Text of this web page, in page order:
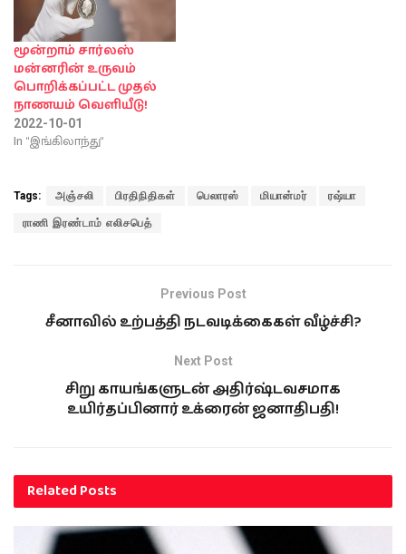
மூன்றாம் சார்லஸ்
மன்னரின் உருவம்
பொறிக்கப்பட்ட முதல்
நாணயம் வெளியீடு!
2022-10-01
In "இங்கிலாந்து"
Tags: அஞ்சலி பிரதிநிதிகள் பெலாரஸ் மியான்மர் ரஷ்யா
ராணி இரண்டாம் எலிசபெத்
Previous Post
சீனாவில் உற்பத்தி நடவடிக்கைகள் வீழ்ச்சி?
Next Post
சிறு காயங்களுடன் அதிர்ஷ்டவசமாக
உயிர்தப்பினார் உக்ரைன் ஜனாதிபதி!
RelatedPosts